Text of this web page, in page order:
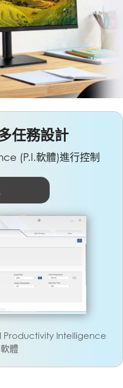
任務設計
(P.I.軟體)進行控制
Productivity Intelligence
體